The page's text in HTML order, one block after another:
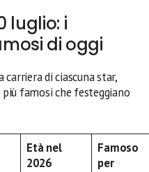
luglio: i
di oggi
di ciascuna star,
famosi che festeggiano
Età nel
2026
Famoso
per